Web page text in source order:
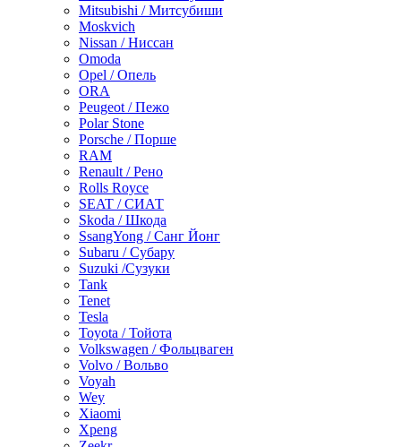
Mitsubishi / Митсубиши
Moskvich
Nissan / Ниссан
Omoda
Opel / Опель
ORA
Peugeot / Пежо
Polar Stone
Porsche / Порше
RAM
Renault / Рено
Rolls Royce
SEAT / СИАТ
Skoda / Шкода
SsangYong / Санг Йонг
Subaru / Субару
Suzuki /Сузуки
Tank
Tenet
Tesla
Toyota / Тойота
Volkswagen / Фольцваген
Volvo / Вольво
Voyah
Wey
Xiaomi
Xpeng